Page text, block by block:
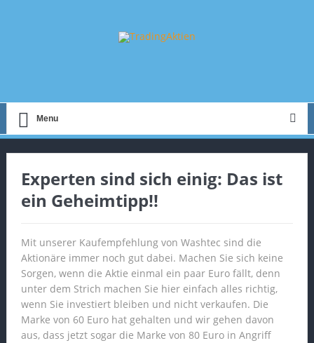
Menu
Experten sind sich einig: Das ist
ein Geheimtipp!!
Mit unserer Kaufempfehlung von Washtec sind die
Aktionäre immer noch gut dabei. Machen Sie sich keine
Sorgen, wenn die Aktie einmal ein paar Euro fällt, denn
unter dem Strich machen Sie hier einfach alles richtig,
wenn Sie investiert bleiben und nicht verkaufen. Die
Marke von 60 Euro hat gehalten und wir gehen davon
aus, dass jetzt sogar die Marke von 80 Euro in Angriff